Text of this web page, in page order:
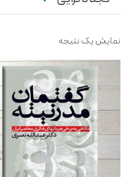
نمایش یک نتیجه